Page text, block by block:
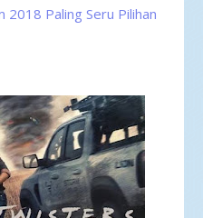
2018 Paling Seru Pilihan